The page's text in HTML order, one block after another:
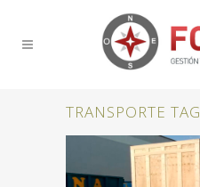
TRANSPORTE TAG